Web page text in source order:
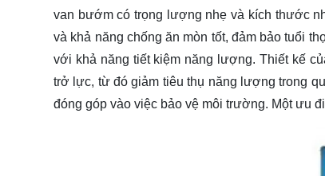
van bướm có trọng lượng nhẹ và kích thước
và khả năng chống ăn mòn tốt, đảm bảo tuổi
với khả năng tiết kiệm năng lượng. Thiết kế
trở lực, từ đó giảm tiêu thụ năng lượng trong
đóng góp vào việc bảo vệ môi trường. Một ưu